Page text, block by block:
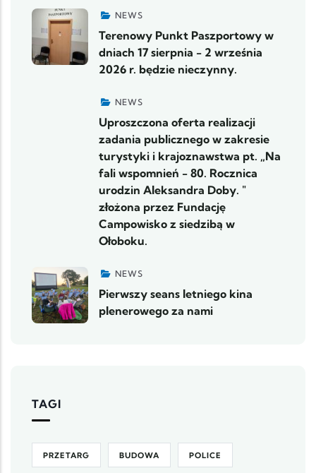
NEWS
Terenowy Punkt Paszportowy w
dniach 17 sierpnia - 2 września
2026 r. będzie nieczynny.
NEWS
Uproszczona oferta realizacji
zadania publicznego w zakresie
turystyki i krajoznawstwa pt. „Na
fali wspomnień - 80. Rocznica
urodzin Aleksandra Doby. "
złożona przez Fundację
Campowisko z siedzibą w
Ołoboku.
NEWS
Pierwszy seans letniego kina
plenerowego za nami
TAGI
PRZETARG BUDOWA POLICE